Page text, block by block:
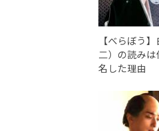
【べらぼう
二）の読み
名した理由